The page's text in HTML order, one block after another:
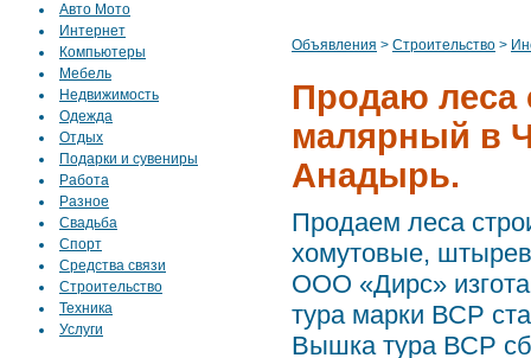
Авто Мото
Интернет
Компьютеры
Мебель
Недвижимость
Одежда
Отдых
Подарки и сувениры
Работа
Разное
Свадьба
Спорт
Средства связи
Строительство
Техника
Услуги
Объявления > Строительство >
Продаю леса
малярный в
Анадырь.
Продаем леса
хомутовые,
ООО «Дирс»
тура марки ВСР
Вышка тура ВСР